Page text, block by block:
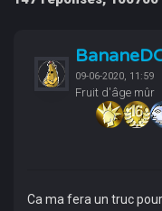
09-06-2020, 11:59
Fruit d'âge mûr
Ca ma fera un truc